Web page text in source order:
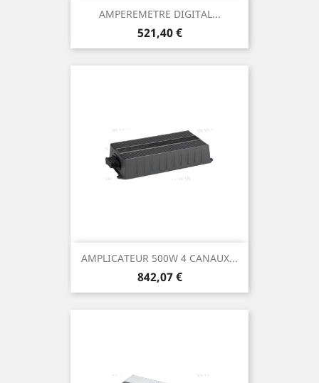
AMPEREMETRE DIGITAL...
Prix
521,40 €
AMPLICATEUR 500W 4 CANAUX...
Prix
842,07 €